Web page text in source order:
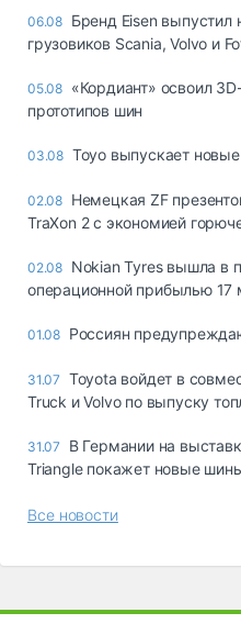
06.08 Бренд Eisen
грузовиков Scania, Volvo и
05.08 «Кордиант» освоил
прототипов шин
03.08 Toyo выпускает
02.08 Немецкая ZF
TraXon 2 с экономией
02.08 Nokian Tyres вышла в
операционной прибылью 17
01.08 Россиян
31.07 Toyota войдет в
Truck и Volvo по выпуску
31.07
В Германии на
Triangle покажет новые
Все новости